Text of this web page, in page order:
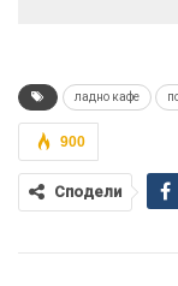
ладно кафе
900
Сподели